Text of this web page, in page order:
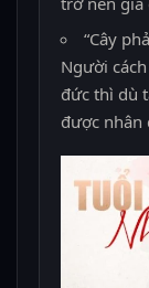
“Cây
Người
đức thì dù
được nhân